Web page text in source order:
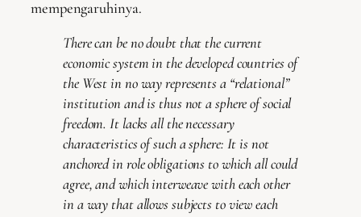
mempengaruhinya.
There can be no doubt that the current
economic system in the developed countries of
the West in no way represents a “relational”
institution and is thus not a sphere of social
freedom. It lacks all the necessary
characteristics of such a sphere: It is not
anchored in role obligations to which all could
agree, and which interweave with each other
in a way that allows subjects to view each